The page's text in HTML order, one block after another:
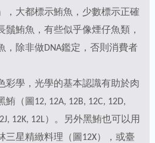
，大都標示鮪魚，少數標示正確
鬚鮪魚，有些似乎像煙仔魚類，
，除非做DNA鑑定，否則消費者
彩學，光學的基本認識有助於肉
（圖12, 12A, 12B, 12C, 12D,
12K, 12L）。另外黑鮪也可以用
三星精緻料理（圖12X），或臺